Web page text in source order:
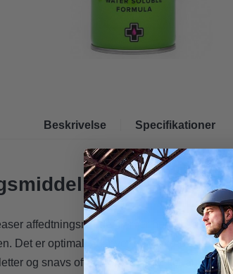
Beskrivelse Specifikationer
til cykel.
affedtningsmiddel fjerner hurtigt og
Det er optimalt at anvende på kæde, gear
og snavs ofte forekommer. Efter